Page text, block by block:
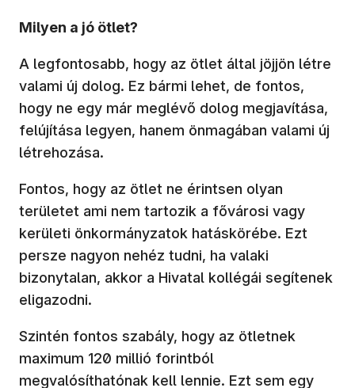
Milyen a jó ötlet?
A legfontosabb, hogy az ötlet által jöjjön létre
valami új dolog. Ez bármi lehet, de fontos,
hogy ne egy már meglévő dolog megjavítása,
felújítása legyen, hanem önmagában valami új
létrehozása.
Fontos, hogy az ötlet ne érintsen olyan
területet ami nem tartozik a fővárosi vagy
kerületi önkormányzatok hatáskörébe. Ezt
persze nagyon nehéz tudni, ha valaki
bizonytalan, akkor a Hivatal kollégái segítenek
eligazodni.
Szintén fontos szabály, hogy az ötletnek
maximum 120 millió forintból
megvalósíthatónak kell lennie. Ezt sem egy